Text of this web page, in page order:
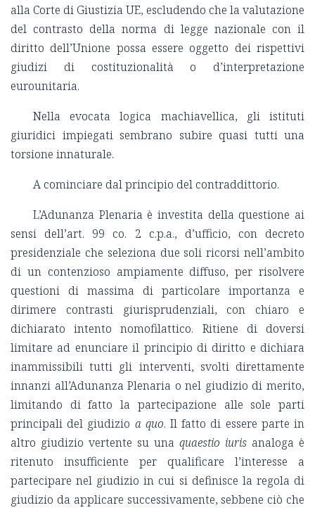
alla Corte di Giustizia UE, escludendo che la valutazione
del contrasto della norma di legge nazionale con il
diritto dell’Unione possa essere oggetto dei rispettivi
giudizi di costituzionalità o d’interpretazione
eurounitaria.
Nella evocata logica machiavellica, gli istituti
giuridici impiegati sembrano subire quasi tutti una
torsione innaturale.
A cominciare dal principio del contraddittorio.
L’Adunanza Plenaria è investita della questione ai
sensi dell’art. 99 co. 2 c.p.a., d’ufficio, con decreto
presidenziale che seleziona due soli ricorsi nell’ambito
di un contenzioso ampiamente diffuso, per risolvere
questioni di massima di particolare importanza e
dirimere contrasti giurisprudenziali, con chiaro e
dichiarato intento nomofilattico. Ritiene di doversi
limitare ad enunciare il principio di diritto e dichiara
inammissibili tutti gli interventi, svolti direttamente
innanzi all’Adunanza Plenaria o nel giudizio di merito,
limitando di fatto la partecipazione alle sole parti
principali del giudizio a quo. Il fatto di essere parte in
altro giudizio vertente su una quaestio iuris analoga è
ritenuto insufficiente per qualificare l’interesse a
partecipare nel giudizio in cui si definisce la regola di
giudizio da applicare successivamente, sebbene ciò che